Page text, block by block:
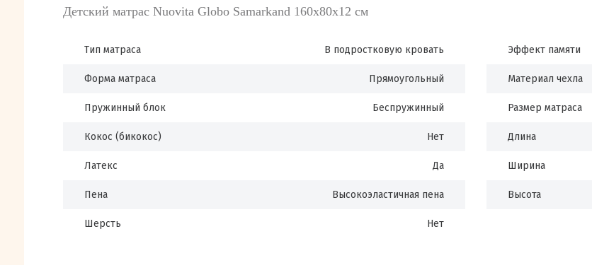
Детский матрас Nuovita Globo Samarkand 160х80х12 см
Тип матраса В подростковую кровать
Форма матраса Прямоугольный
Пружинный блок Беспружинный
Кокос (бикокос) Нет
Латекс Да
Пена Высокоэластичная пена
Шерсть Нет
Эффект памяти
Материал чехла
Размер матраса
Длина
Ширина
Высота